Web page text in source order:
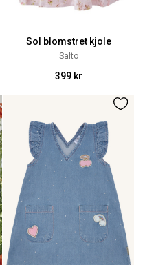
Sol blomstret kjole
Salto
399 kr